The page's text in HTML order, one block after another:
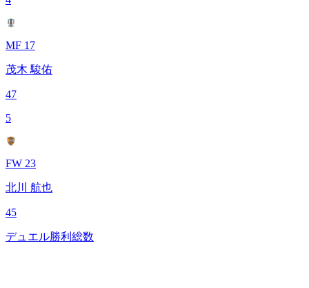
MF 17
茂木 駿佑
47
5
FW 23
北川 航也
45
デュエル勝利総数